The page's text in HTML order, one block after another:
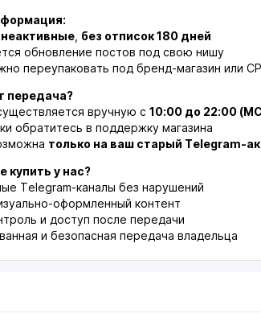
неактивные без отписок 180 дней
обновление постов под свою нишу
переупаковать под бренд-магазин или
передача?
вручную с 10:00 до 22:00
обратитесь в поддержку магазина
только на ваш старый Telegram-
купить у нас?
Telegram-каналы без нарушений
оформленный контент
и доступ после передачи
и безопасная передача владельца